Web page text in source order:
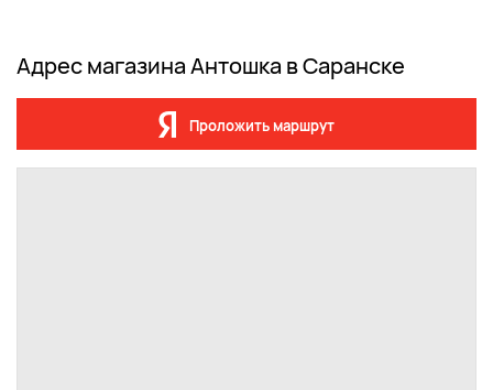
Адрес магазина Антошка в Саранске
Проложить маршрут